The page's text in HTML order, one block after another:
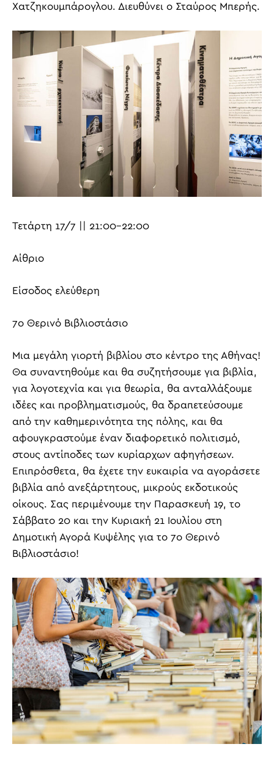
Χατζηκουμπάρογλου. Διευθύνει ο Σταύρος Μπερής.
Τετάρτη 17/7 || 21:00-22:00
Αίθριο
Είσοδος ελεύθερη
7ο Θερινό Βιβλιοστάσιο
Μια μεγάλη γιορτή βιβλίου στο κέντρο της Αθήνας!
Θα συναντηθούμε και θα συζητήσουμε για βιβλία,
για λογοτεχνία και για θεωρία, θα ανταλλάξουμε
ιδέες και προβληματισμούς, θα δραπετεύσουμε
από την καθημερινότητα της πόλης, και θα
αφουγκραστούμε έναν διαφορετικό πολιτισμό,
στους αντίποδες των κυρίαρχων αφηγήσεων.
Επιπρόσθετα, θα έχετε την ευκαιρία να αγοράσετε
βιβλία από ανεξάρτητους, μικρούς εκδοτικούς
οίκους. Σας περιμένουμε την Παρασκευή 19, το
Σάββατο 20 και την Κυριακή 21 Ιουλίου στη
Δημοτική Αγορά Κυψέλης για το 7ο Θερινό
Βιβλιοστάσιο!